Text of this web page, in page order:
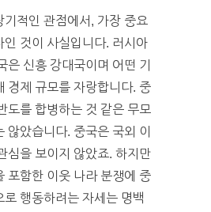
기적인 관점에서, 가장 중요
인 것이 사실입니다. 러시아
은 신흥 강대국이며 어떤 기
경제 규모를 자랑합니다. 중
도를 합병하는 것 같은 무모
않았습니다. 중국은 국외 이
심을 보이지 않았죠. 하지만
포함한 이웃 나라 분쟁에 중
로 행동하려는 자세는 명백